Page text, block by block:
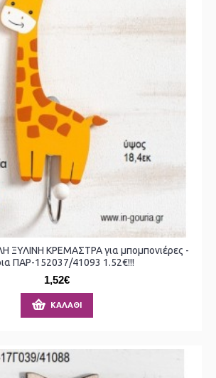
ΚΡΕΜΑΣΤΡΑ για μπομπονιέρες -
ΠΑΡ-152037/41093 1.52€!!!
1,52€
ΚΑΛΆΘΙ